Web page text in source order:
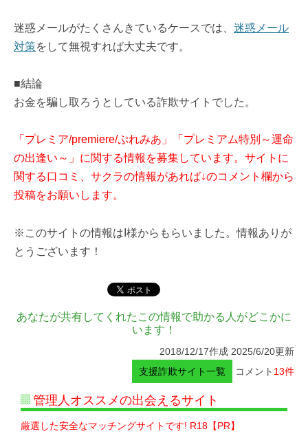
迷惑メールがたくさんきているケースでは、 迷惑メール
対策をして無視すれば大丈夫です。
■結論
お金を騙し取ろうとしている詐欺サイトでした。
「プレミア/premiere/ぷれみあ」「プレミアム特別～運命
の出逢い～」に関する情報を募集しています。サイトに
関する口コミ、サクラの情報があれば↓のコメント欄から
投稿をお願いします。
※このサイトの情報はI様からもらいました。情報ありが
とうございます！
あなたが共有してくれたこの情報で助かる人がどこかに
います！
2018/12/17作成 2025/6/20更新
支援詐欺サイト一覧
コメント 13件
管理人オススメの出会えるサイト
厳選した安全なマッチングサイトです! R18【PR】